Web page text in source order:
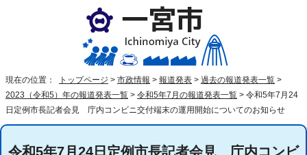
現在の位置： トップページ > 市政情報 > 報道発表 > 過去の報道発表一覧 >
2023（令和5）年の報道発表一覧 > 令和5年7月の報道発表一覧 > 令和5年7月24
日定例市長記者会見 庁内コンビニ交付端末の運用開始についてのお知らせ
令和5年7月24日定例市長記者会見 庁内コンビ